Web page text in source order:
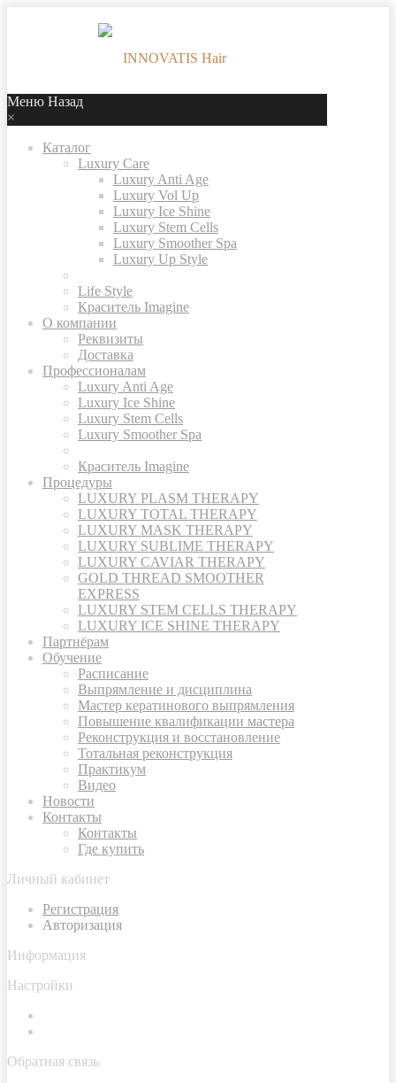
Меню Назад
×
Каталог
Luxury Care
Luxury Anti Age
Luxury Vol Up
Luxury Ice Shine
Luxury Stem Cells
Luxury Smoother Spa
Luxury Up Style
Life Style
Краситель Imagine
О компании
Реквизиты
Доставка
Профессионалам
Luxury Anti Age
Luxury Ice Shine
Luxury Stem Cells
Luxury Smoother Spa
Краситель Imagine
Процедуры
LUXURY PLASM THERAPY
LUXURY TOTAL THERAPY
LUXURY MASK THERAPY
LUXURY SUBLIME THERAPY
LUXURY CAVIAR THERAPY
GOLD THREAD SMOOTHER
EXPRESS
LUXURY STEM CELLS THERAPY
LUXURY ICE SHINE THERAPY
Партнёрам
Обучение
Расписание
Выпрямление и дисциплина
Мастер кератинового выпрямления
Повышение квалификации мастера
Реконструкция и восстановление
Тотальная реконструкция
Практикум
Видео
Новости
Контакты
Контакты
Где купить
Личный кабинет
Регистрация
Авторизация
Информация
Настройки
Обратная связь